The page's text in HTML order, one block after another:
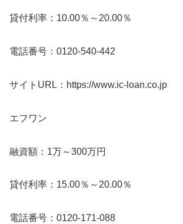
貸付利率：10.00％～20.00％
電話番号：0120-540-442
サイトURL：https://www.ic-loan.co.jp
エフワン
融資額：1万～300万円
貸付利率：15.00％～20.00％
電話番号：0120-171-088